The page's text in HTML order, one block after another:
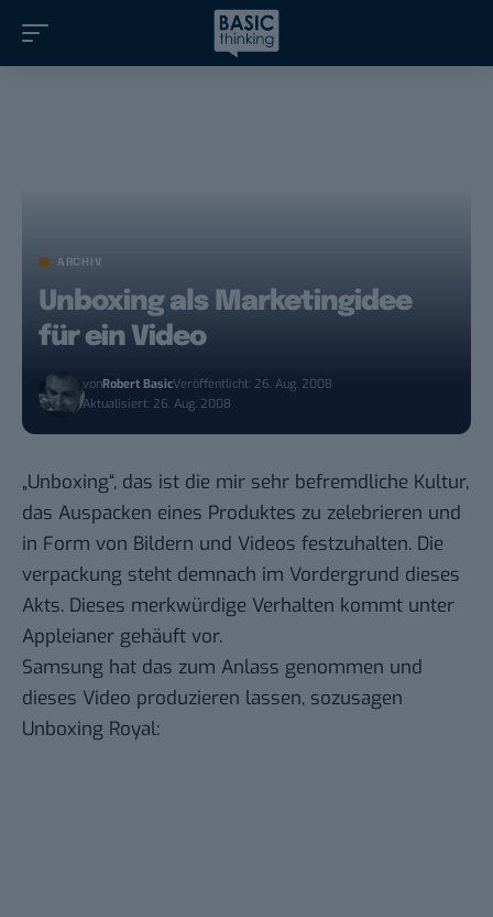
ARCHIV
Unboxing als Marketingidee
für ein Video
vonRobert BasicVeröffentlicht: 26. Aug. 2008
Aktualisiert: 26. Aug. 2008
„Unboxing“, das ist die mir sehr befremdliche Kultur,
das Auspacken eines Produktes zu zelebrieren und
in Form von Bildern und Videos festzuhalten. Die
verpackung steht demnach im Vordergrund dieses
Akts. Dieses merkwürdige Verhalten kommt unter
Appleianer gehäuft vor.
Samsung hat das zum Anlass genommen und
dieses Video produzieren lassen, sozusagen
Unboxing Royal: